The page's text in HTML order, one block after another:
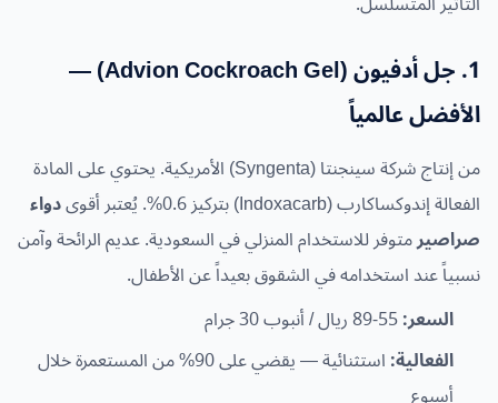
1. جل أدفيون (Advion Cockroach Gel) —
الأفضل عالمياً
من إنتاج شركة سينجنتا (Syngenta) الأمريكية. يحتوي على المادة
الفعالة إندوكساكارب (Indoxacarb) بتركيز 0.6%. يُعتبر أقوى
دواء
صراصيرمتوفر للاستخدام المنزلي في السعودية. عديم الرائحة وآمن
نسبياً عند استخدامه في الشقوق بعيداً عن الأطفال.
السعر:
الفعالية:
استثنائية — يقضي على 90% من المستعمرة خلال